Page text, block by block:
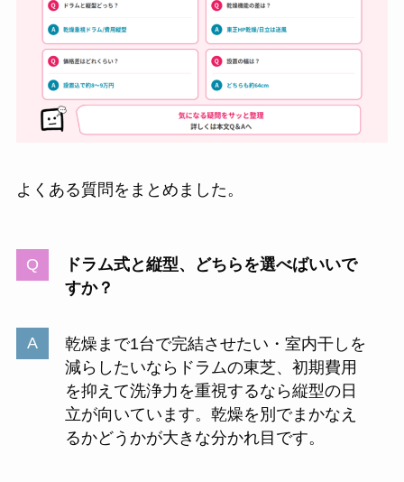
よくある質問をまとめました。
ドラム式と縦型、どちらを選べばいいで
すか？
乾燥まで1台で完結させたい・室内干しを
減らしたいならドラムの東芝、初期費用
を抑えて洗浄力を重視するなら縦型の日
立が向いています。乾燥を別でまかなえ
るかどうかが大きな分かれ目です。